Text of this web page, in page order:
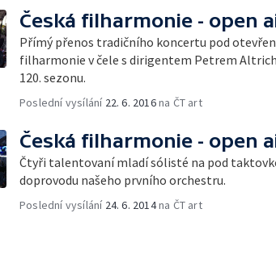
Česká filharmonie - open
Přímý přenos tradičního koncertu pod
filharmonie v čele s dirigentem Petrem
120. sezonu.
Poslední vysílání 22. 6. 2016na ČT art
Česká filharmonie - open
Čtyři talentovaní mladí sólisté na pod
doprovodu našeho prvního orchestru.
Poslední vysílání 24. 6. 2014na ČT art